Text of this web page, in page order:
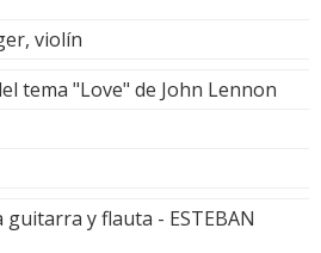
violín
tema "Love" de John Lennon
guitarra y flauta - ESTEBAN